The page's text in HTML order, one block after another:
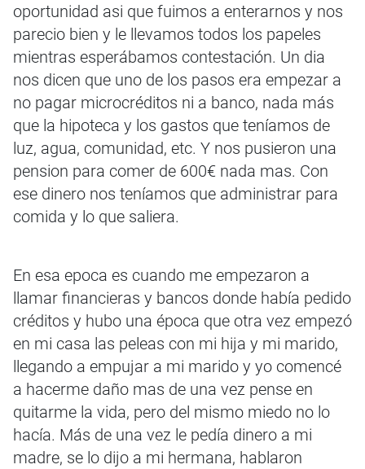
oportunidad asi que fuimos a enterarnos y nos
parecio bien y le llevamos todos los papeles
mientras esperábamos contestación. Un dia
nos dicen que uno de los pasos era empezar a
no pagar microcréditos ni a banco, nada más
que la hipoteca y los gastos que teníamos de
luz, agua, comunidad, etc. Y nos pusieron una
pension para comer de 600€ nada mas. Con
ese dinero nos teníamos que administrar para
comida y lo que saliera.
En esa epoca es cuando me empezaron a
llamar financieras y bancos donde había pedido
créditos y hubo una época que otra vez empezó
en mi casa las peleas con mi hija y mi marido,
llegando a empujar a mi marido y yo comencé
a hacerme daño mas de una vez pense en
quitarme la vida, pero del mismo miedo no lo
hacía. Más de una vez le pedía dinero a mi
madre, se lo dijo a mi hermana, hablaron